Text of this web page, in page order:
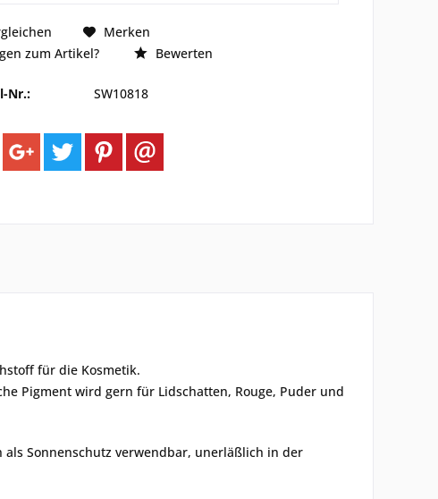
Merken
zum Artikel?
Bewerten
Nr.: SW10818
für die Kosmetik.
Pigment wird gern für Lidschatten, Rouge, Puder und
als Sonnenschutz verwendbar, unerläßlich in der